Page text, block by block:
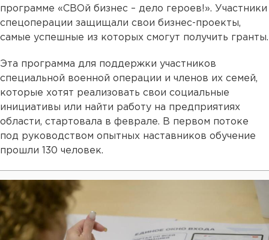
программе «СВОй бизнес – дело героев!». Участники
спецоперации защищали свои бизнес-проекты,
самые успешные из которых смогут получить гранты.
Эта программа для поддержки участников
специальной военной операции и членов их семей,
которые хотят реализовать свои социальные
инициативы или найти работу на предприятиях
области, стартовала в феврале. В первом потоке
под руководством опытных наставников обучение
прошли 130 человек.